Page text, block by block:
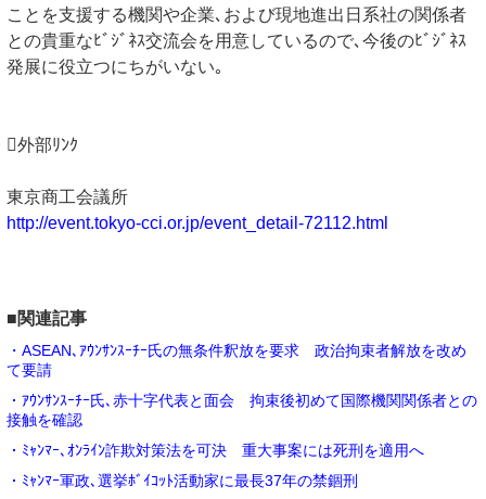
ことを支援する機関や企業､および現地進出日系社の関係者
との貴重なﾋﾞｼﾞﾈｽ交流会を用意しているので､今後のﾋﾞｼﾞﾈｽ
発展に役立つにちがいない｡
外部ﾘﾝｸ
東京商工会議所
http://event.tokyo-cci.or.jp/event_detail-72112.html
■関連記事
・ASEAN､ｱｳﾝｻﾝｽｰﾁｰ氏の無条件釈放を要求 政治拘束者解放を改め
て要請
・ｱｳﾝｻﾝｽｰﾁｰ氏､赤十字代表と面会 拘束後初めて国際機関関係者との
接触を確認
・ﾐｬﾝﾏｰ､ｵﾝﾗｲﾝ詐欺対策法を可決 重大事案には死刑を適用へ
・ﾐｬﾝﾏｰ軍政､選挙ﾎﾞｲｺｯﾄ活動家に最長37年の禁錮刑